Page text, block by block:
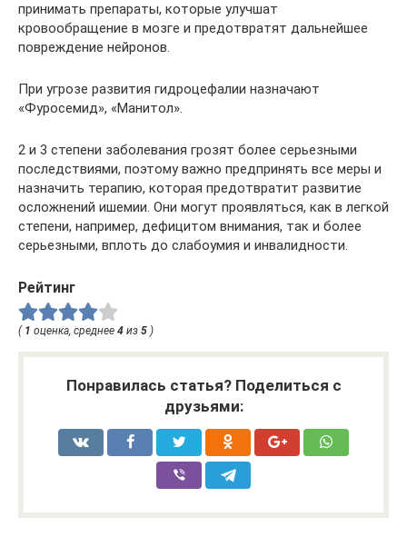
принимать препараты, которые улучшат
кровообращение в мозге и предотвратят дальнейшее
повреждение нейронов.
При угрозе развития гидроцефалии назначают
«Фуросемид», «Манитол».
2 и 3 степени заболевания грозят более серьезными
последствиями, поэтому важно предпринять все меры и
назначить терапию, которая предотвратит развитие
осложнений ишемии. Они могут проявляться, как в легкой
степени, например, дефицитом внимания, так и более
серьезными, вплоть до слабоумия и инвалидности.
Рейтинг
( 1 оценка, среднее 4 из 5 )
Понравилась статья? Поделиться с
друзьями: